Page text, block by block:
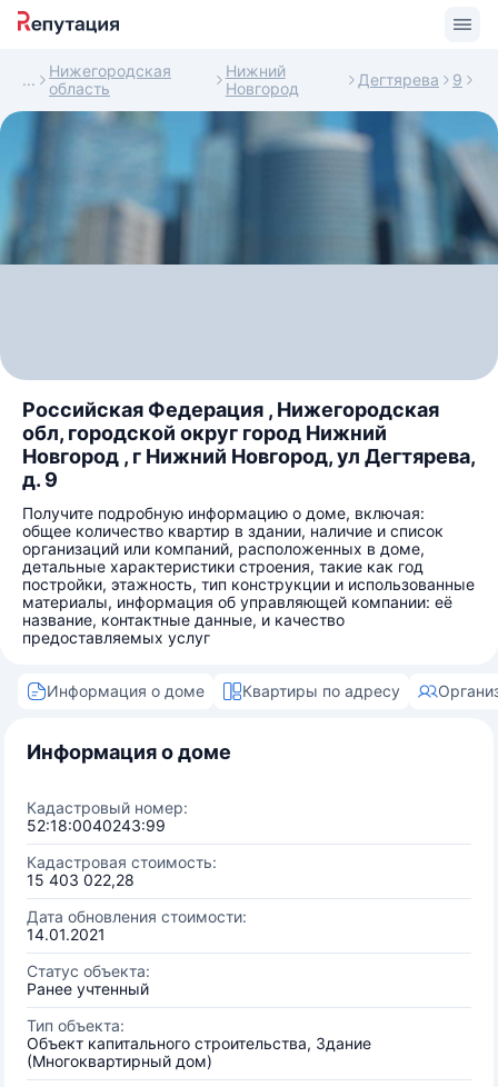
Нижегородская
область
Нижний
Новгород
Дегтярева 9
Российская Федерация , Нижегородская
обл, городской округ город Нижний
Новгород , г Нижний Новгород, ул Дегтярева,
д. 9
Получите подробную информацию о доме, включая:
общее количество квартир в здании, наличие и список
организаций или компаний, расположенных в доме,
детальные характеристики строения, такие как год
постройки, этажность, тип конструкции и использованные
материалы, информация об управляющей компании: её
название, контактные данные, и качество
предоставляемых услуг
Информация о доме Квартиры по адресу
Информация о доме
Кадастровый номер:
52:18:0040243:99
Кадастровая стоимость:
15 403 022,28
Дата обновления стоимости:
14.01.2021
Статус объекта:
Ранее учтенный
Тип объекта:
Объект капитального строительства, Здание
(Многоквартирный дом)